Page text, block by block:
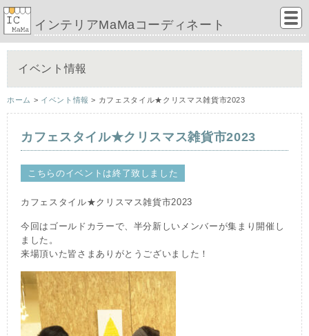
インテリアMaMaコーディネート
イベント情報
ホーム > イベント情報 > カフェスタイル★クリスマス雑貨市2023
カフェスタイル★クリスマス雑貨市2023
こちらのイベントは終了致しました
カフェスタイル★クリスマス雑貨市2023
今回はゴールドカラーで、半分新しいメンバーが集まり開催し
ました。
来場頂いた皆さまありがとうございました！